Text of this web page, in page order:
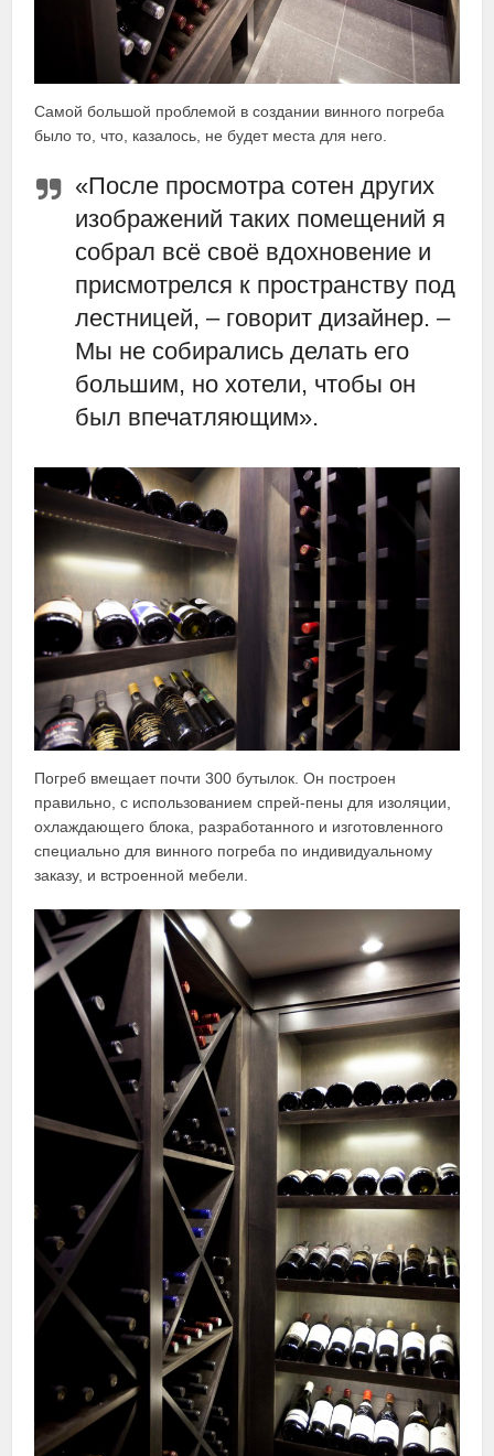
Самой большой проблемой в создании винного погреба
было то, что, казалось, не будет места для него.
«После просмотра сотен других
изображений таких помещений я
собрал всё своё вдохновение и
присмотрелся к пространству под
лестницей, – говорит дизайнер. –
Мы не собирались делать его
большим, но хотели, чтобы он
был впечатляющим».
Погреб вмещает почти 300 бутылок. Он построен
правильно, с использованием спрей-пены для изоляции,
охлаждающего блока, разработанного и изготовленного
специально для винного погреба по индивидуальному
заказу, и встроенной мебели.